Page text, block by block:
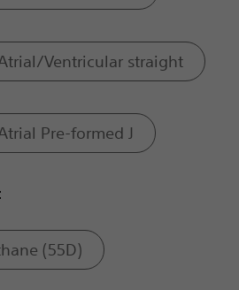
Ventricular straight
Pre-formed J
(55D)